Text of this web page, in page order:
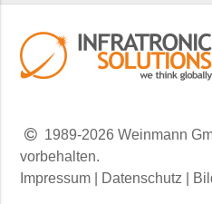
1989-2026 Weinmann
vorbehalten.
Impressum
Datenschutz